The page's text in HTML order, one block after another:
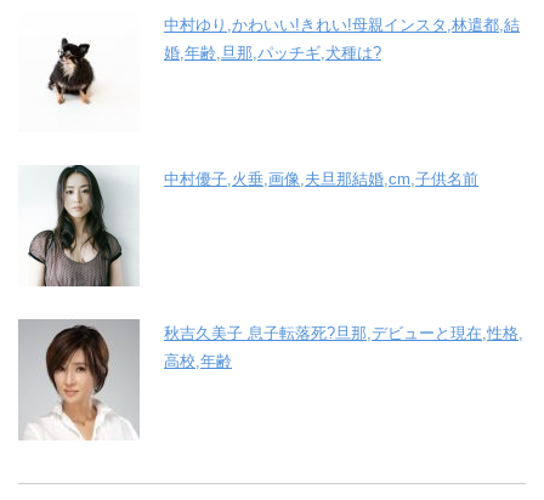
中村ゆり,かわいい!きれい!母親インスタ,林遣都,結
婚,年齢,旦那,パッチギ,犬種は?
中村優子,火垂,画像,夫旦那結婚,cm,子供名前
秋吉久美子 息子転落死?旦那,デビューと現在,性格,
高校,年齢